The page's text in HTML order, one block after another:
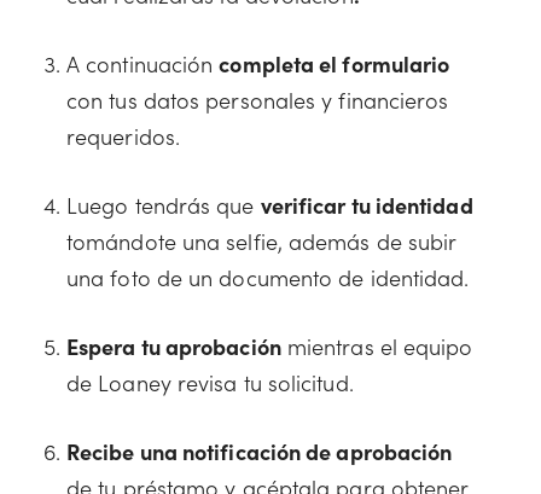
A continuacióncompleta el formulario
con tus datos personales y financieros
requeridos.
Luego tendrás que verificar tu identidad
tomándote una selfie, además de subir
una foto de un documento de identidad.
Espera tu aprobaciónmientras el equipo
de Loaney revisa tu solicitud.
Recibe una notificación de aprobación
de tu préstamo y acéptala para obtener